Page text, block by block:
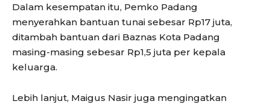
Dalam kesempatan itu, Pemko Padang
menyerahkan bantuan tunai sebesar Rp17 juta,
ditambah bantuan dari Baznas Kota Padang
masing-masing sebesar Rp1,5 juta per kepala
keluarga.
Lebih lanjut, Maigus Nasir juga mengingatkan